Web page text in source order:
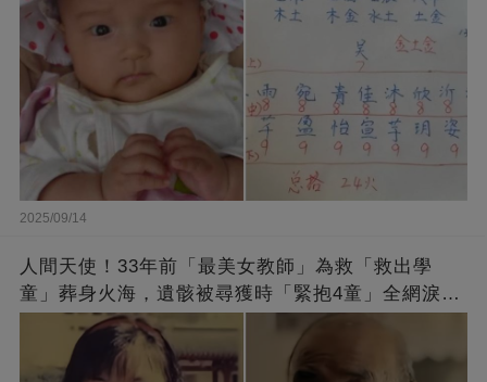
2025/09/14
人間天使！33年前「最美女教師」為救「救出學
童」葬身火海，遺骸被尋獲時「緊抱4童」全網淚
崩：真正的英雄不該被遺忘